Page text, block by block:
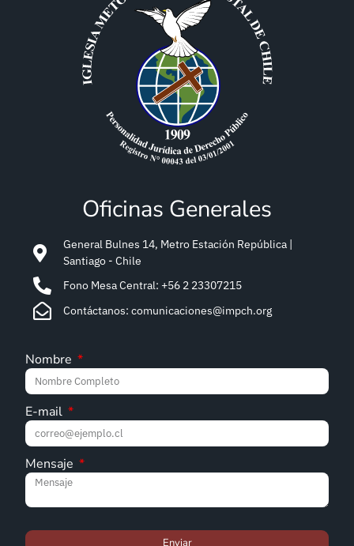
Oficinas Generales
General Bulnes 14, Metro Estación República |
Santiago - Chile
Fono Mesa Central: +56 2 23307215
Contáctanos: comunicaciones@impch.org
Nombre
E-mail
Mensaje